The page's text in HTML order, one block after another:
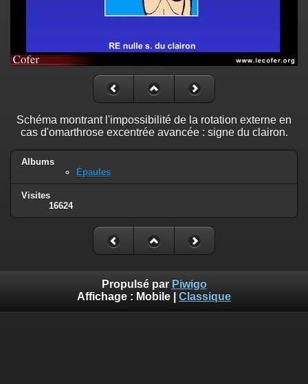
Schéma montrant l'impossibilité de la rotation externe en
cas d'omarthrose excentrée avancée : signe du clairon.
Albums
Épaules
Visites
16624
Propulsé par Piwigo
Affichage : Mobile Classique